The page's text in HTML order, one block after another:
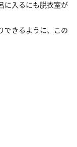
に入るにも脱衣室が
できるように、この